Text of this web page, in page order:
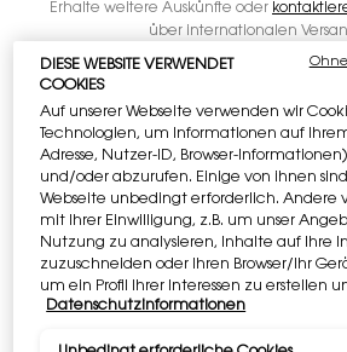
Ein Geschenk zu jedem Limited-Edition-
DIESE WEBSITE VERWENDET
COOKIES
Auf unserer Webseite verwenden wir
Technologien, um Informationen auf
Adresse, Nutzer-ID, Browser-
und/oder abzurufen. Einige von ihnen
Webseite unbedingt erforderlich. Andere
mit Ihrer Einwilligung, z.B. um unser
Nutzung zu analysieren, Inhalte auf Ihre
zuzuschneiden oder Ihren Browser/Ihr
um ein Profil Ihrer Interessen zu erstellen
Werbung auf anderen Onlineangeboten
Datenschutzinformationen
Erhalte weitere Auskünfte oder
über internationalen